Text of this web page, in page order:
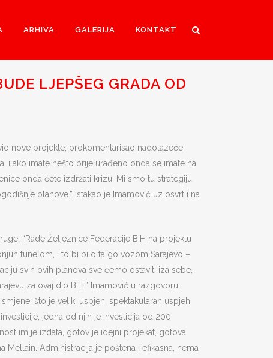
ARHIVA GALERIJA KONTAKT
LJEPŠEG GRADA OD
nove projekte, prokomentarisao nadolazeće
i ako imate nešto prije urađeno onda se imate na
onda ćete izdržati krizu. Mi smo tu strategiju
planove.” istakao je Imamović uz osvrt i na
“Rade Željeznice Federacije BiH na projektu
tunelom, i to bi bilo talgo vozom Sarajevo –
svih ovih planova sve ćemo ostaviti iza sebe,
za ovaj dio BiH.” Imamović u razgovoru
što je veliki uspjeh, spektakularan uspjeh.
jedna od njih je investicija od 200
im je izdata, gotov je idejni projekat, gotova
Administracija je poštena i efikasna, nema